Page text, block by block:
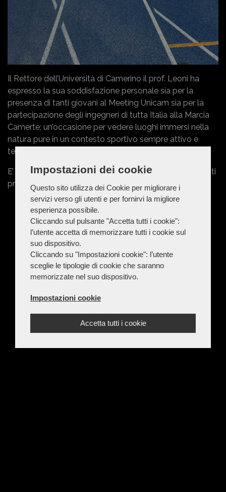
Impostazioni dei cookie
Questo sito utilizza dei Cookie per migliorare i
servizi verso gli utenti e per fornirvi la migliore
esperienza possibile.
Cliccando sul pulsante "Accetta tutti i cookie":
l’utente accetta di memorizzare tutti i cookie sul
suo dispositivo.
Cliccando su "Impostazioni cookie": l’utente
sceglie le tipologie di cookie che saranno
memorizzate nel suo dispositivo.
Impostazioni cookie
Accetta tutti i cookie
Il Rettore dell’Università di Camerino il prof. Leoni ha
espresso la sua soddisfazione personale sia per la
presenza di tanti giovani al Meeting Unicam sia per la
partecipazione degli ingegneri di tutta Italia alla Marcia
Camerte; un’occasione per vedere luoghi immersi nella
natura pure in un contesto sportivo sempre attivo e
tecnicamente organizzato.
E’ prevista la presenza di molti partecipanti per gli eventi
presentati.